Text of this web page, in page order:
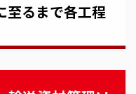
至るまで各工程